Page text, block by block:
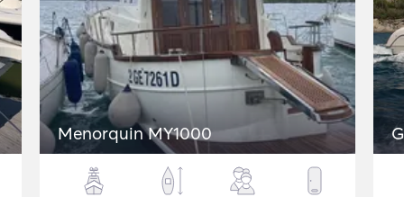
Menorquin MY1000